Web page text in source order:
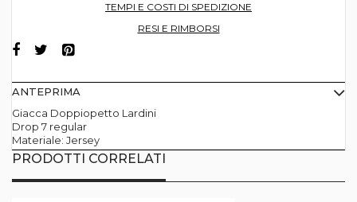
TEMPI E COSTI DI SPEDIZIONE
RESI E RIMBORSI
ANTEPRIMA
Giacca Doppiopetto Lardini
Drop 7 regular
Materiale: Jersey
PRODOTTI CORRELATI